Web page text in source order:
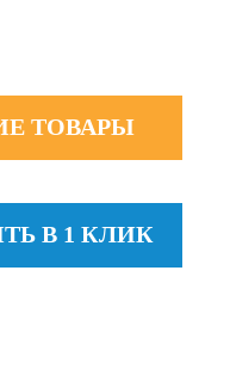
ТОВАРЫ
В 1 КЛИК